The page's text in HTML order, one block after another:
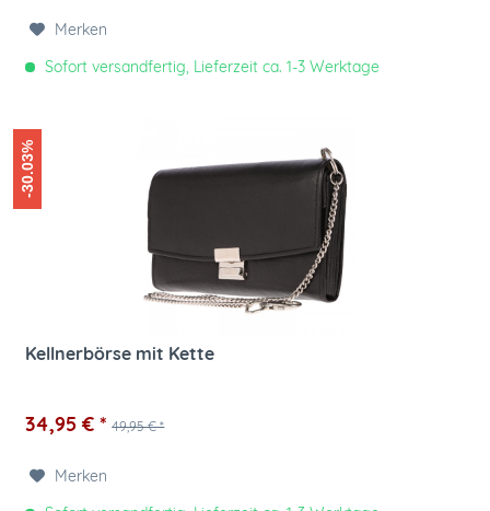
Merken
Sofort versandfertig, Lieferzeit ca. 1-3 Werktage
-30.03%
Kellnerbörse mit Kette
34,95 € * 49,95 € *
Merken